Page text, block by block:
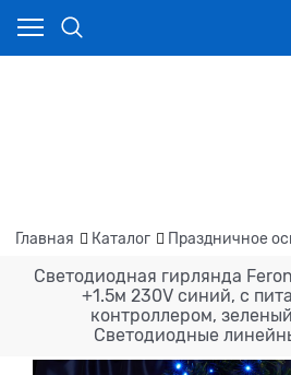
Главная Каталог Праздничное
Светодиодная гирлянда
+1.5м 230V синий, c
контроллером,
Светодиодные